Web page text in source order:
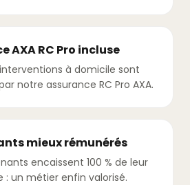
AXA RC Pro incluse
à domicile sont
notre assurance RC Pro AXA.
mieux rémunérés
encaissent 100 % de leur
: un métier enfin valorisé.